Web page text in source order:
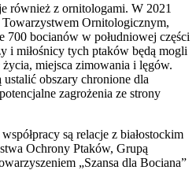
również z ornitologami. W 2021
Towarzystwem Ornitologicznym,
700 bocianów w południowej części
i miłośnicy tych ptaków będą mogli
miejsca zimowania i lęgów.
obszary chronione dla
zagrożenia ze strony
są relacje z białostockim
Ochrony Ptaków, Grupą
„Szansa dla Bociana”